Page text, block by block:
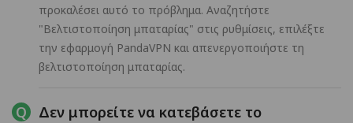
προκαλέσει αυτό το πρόβλημα. Αναζητήστε
"Βελτιστοποίηση μπαταρίας" στις ρυθμίσεις, επιλέξτε
την εφαρμογή PandaVPN και απενεργοποιήστε τη
βελτιστοποίηση μπαταρίας.
Δεν μπορείτε να κατεβάσετε το